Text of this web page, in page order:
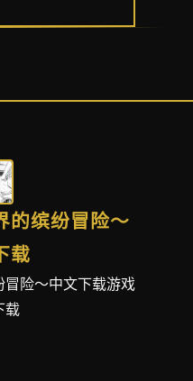
的缤纷冒险～
载
险～中文下载游戏
载